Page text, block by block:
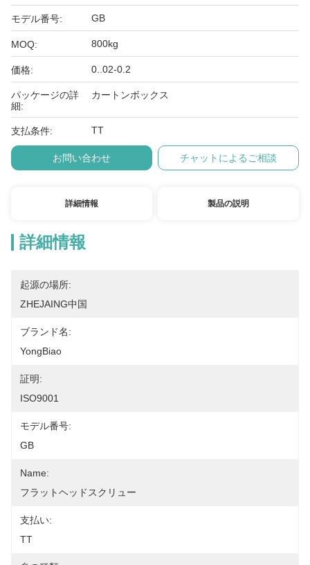
モデル番号: GB
MOQ: 800kg
価格: 0..02-0.2
パッケージの詳
細:
カートンボックス
支払条件: TT
お問い合わせ チャットによるご相談
詳細情報 製品の説明
詳細情報
起源の場所:
ZHEJAING中国
ブランド名:
YongBiao
証明:
ISO9001
モデル番号:
GB
Name:
フラットヘッドスクリュー
支払い:
TT